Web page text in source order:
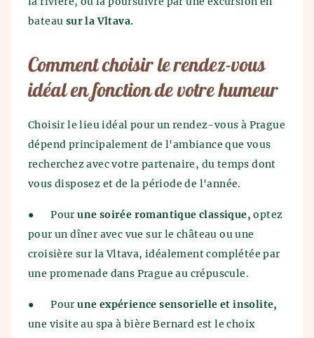
bateau sur la Vltava.
Comment choisir le rendez-vous
idéal en fonction de votre humeur
Choisir le lieu idéal pour un rendez-vous à Prague
dépend principalement de l'ambiance que vous
recherchez avec votre partenaire, du temps dont
vous disposez et de la période de l'année.
● Pourune soirée romantique classique, optez
pour un dîner avec vue sur le château ou une
croisière sur la Vltava, idéalement complétée par
une promenade dans Prague au crépuscule.
● Pourune expérience sensorielle et insolite,
une visite au spa à bière Bernard est le choix